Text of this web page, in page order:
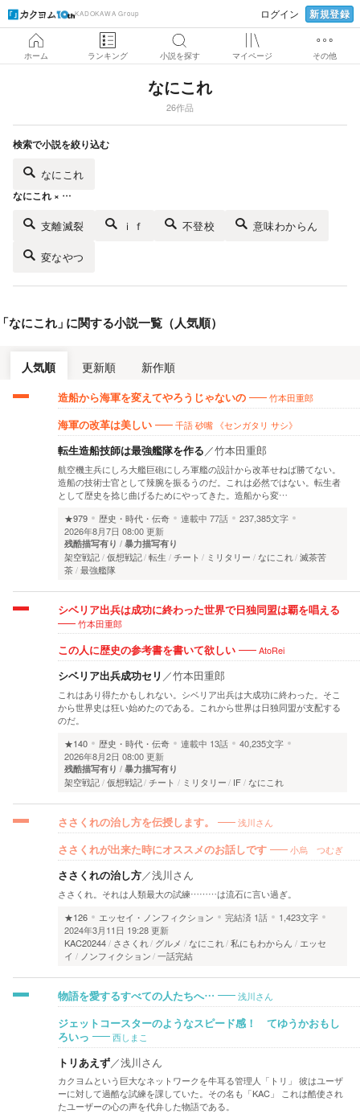
KADOKAWA Group ログイン 新規登録
ホーム ランキング 小説を探す マイページ その他
なにこれ
26作品
検索で小説を絞り込む
なにこれ
なにこれ × …
支離滅裂 ｉｆ 不登校 意味わからん
変なやつ
なにこれ 」に関する小説一覧（人気順）
人気順 更新順 新作順
造船から海軍を変えてやろうじゃないの 竹本田重郎
海軍の改革は美しい 千語 砂嘴 《センガタリ サシ》
転生造船技師は最強艦隊を作る／竹本田重郎
航空機主兵にしろ大艦巨砲にしろ軍艦の設計から改革せねば勝てない。
造船の技術士官として辣腕を振るうのだ。これは必然ではない。転生者
として歴史を捻じ曲げるためにやってきた。造船から変…
★979
歴史・時代・伝奇 連載中 77話
237,385文字
2026年8月7日 08:00 更新
残酷描写有り 暴力描写有り
架空戦記 仮想戦記 転生 チート ミリタリー なにこれ 滅茶苦
茶 最強艦隊
シベリア出兵は成功に終わった世界で日独同盟は覇を唱える
竹本田重郎
この人に歴史の参考書を書いて欲しい AtoRei
シベリア出兵成功セリ ／竹本田重郎
これはあり得たかもしれない。シベリア出兵は大成功に終わった。そこ
から世界史は狂い始めたのである。これから世界は日独同盟が支配する
のだ。
★140
歴史・時代・伝奇 連載中 13話
40,235文字
2026年8月2日 08:00 更新
残酷描写有り 暴力描写有り
架空戦記 仮想戦記 チート ミリタリー IF なにこれ
ささくれの治し方を伝授します。 浅川さん
ささくれが出来た時にオススメのお話しです 小烏 つむぎ
ささくれの治し方／浅川さん
ささくれ。それは人類最大の試練………は流石に言い過ぎ。
★126
エッセイ・ノンフィクション 完結済 1話
1,423文字
2024年3月11日 19:28 更新
KAC20244
ささくれ グルメ なにこれ 私にもわからん
エッセ
イ
ノンフィクション 一話完結
物語を愛するすべての人たちへ… 浅川さん
ジェットコースターのようなスピード感！ てゆうかおもし
ろいっ
西しまこ
トリあえず／浅川さん
カクヨムという巨大なネットワークを牛耳る管理人「トリ」 彼はユーザ
ーに対して過酷な試練を課していた。その名も「KAC」 これは酷使され
たユーザーの心の声を代弁した物語である。